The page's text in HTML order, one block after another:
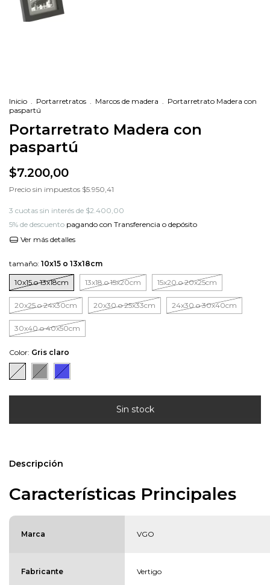
Inicio . Portarretratos . Marcos de madera . Portarretrato Madera con
paspartú
Portarretrato Madera con
paspartú
$7.200,00
Precio sin impuestos $5.950,41
3 cuotas sin interés de $2.400,00
5% de descuento pagando con Transferencia o depósito
Ver más detalles
tamaño: 10x15 o 13x18cm
10x15 o 13x18cm 13x18 o 15x20cm 15x20 o 20x25cm
20x25 o 24x30cm 20x30 o 25x33cm 24x30 o 30x40cm
30x40 o 40x50cm
Color: Gris claro
Descripción
Características Principales
Marca VGO
Fabricante Vertigo